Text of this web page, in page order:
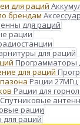
для раций
рации
для раций
Программаторы
Рации
Рации для
Спутниковые
рации
для раций